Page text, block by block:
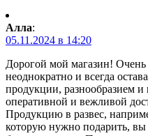
Алла:
05.11.2024 в 14:20
Дорогой мой магазин!
неоднократно и всегда
продукции, разнообразием и
оперативной и вежливой
Продукцию в развес,
которую нужно подарить,